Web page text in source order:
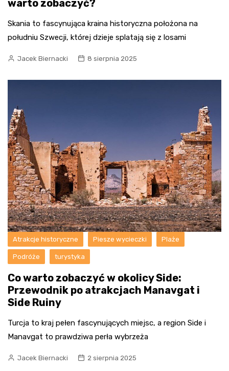
warto zobaczyć?
Skania to fascynująca kraina historyczna położona na
południu Szwecji, której dzieje splatają się z losami
Jacek Biernacki 8 sierpnia 2025
Atrakcje historyczne Piesze wycieczki Plaże
Podróże turystyka
Co warto zobaczyć w okolicy Side:
Przewodnik po atrakcjach Manavgat i
Side Ruiny
Turcja to kraj pełen fascynujących miejsc, a region Side i
Manavgat to prawdziwa perła wybrzeża
Jacek Biernacki 2 sierpnia 2025